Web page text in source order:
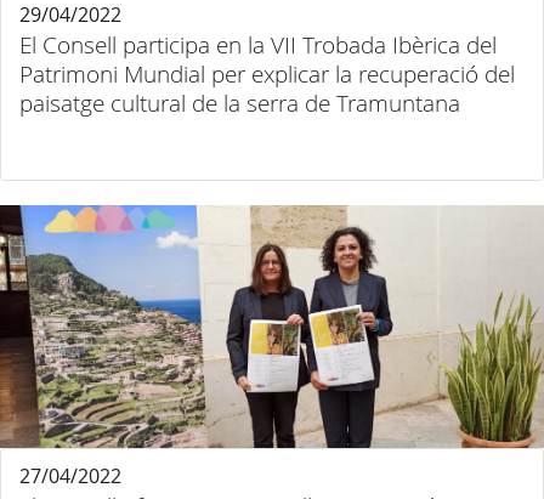
El Consell participa en la VII Trobada Ibèrica del
Patrimoni Mundial per explicar la recuperació del
paisatge cultural de la serra de Tramuntana
29/04/2022
27/04/2022